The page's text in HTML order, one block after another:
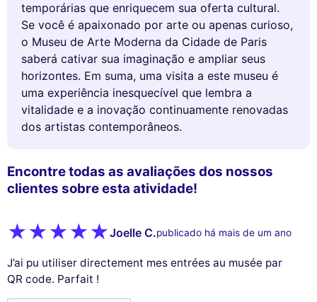
Encontre todas as avaliações dos nossos
clientes sobre esta atividade!
Joelle C.publicado há mais de um ano
J’ai pu utiliser directement mes entrées au musée par
QR code. Parfait !
temporárias que enriquecem sua oferta cultural.
Se você é apaixonado por arte ou apenas curioso,
o Museu de Arte Moderna da Cidade de Paris
saberá cativar sua imaginação e ampliar seus
horizontes. Em suma, uma visita a este museu é
uma experiência inesquecível que lembra a
vitalidade e a inovação continuamente renovadas
dos artistas contemporâneos.